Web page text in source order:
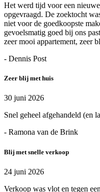
Het werd tijd voor een
opgevraagd. De zoektocht
niet voor de goedkoopste
gevoelsmatig goed bij ons
zeer mooi appartement, zeer
- Dennis Post
Zeer blij met huis
30 juni 2026
Snel geheel afgehandeld (en
- Ramona van de Brink
Blij met snelle verkoop
24 juni 2026
Verkoop was vlot en tegen